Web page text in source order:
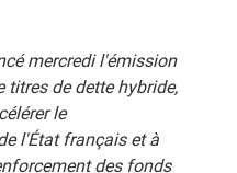
mercredi l'émission
titres de dette hybride,
le
l'État français et à
des fonds